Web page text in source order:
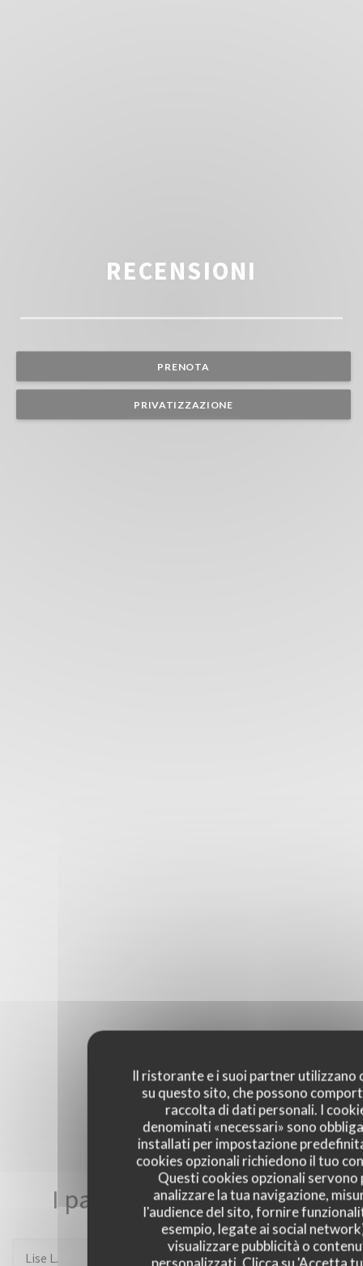
Il ristorante e i suoi partner utilizzano
su questo sito, che possono
raccolta di dati personali. I
denominati «necessari» sono
installati per impostazione
cookies opzionali richiedono il tuo
Questi cookies opzionali servono
analizzare la tua navigazione,
l'audience del sito, fornire
esempio, legate ai social
visualizzare pubblicità o
personalizzati. Clicca su 'Accetta
RECENSIONI
PRENOTA
PRIVATIZZAZIONE
I pareri dei nostri clienti
Lise L